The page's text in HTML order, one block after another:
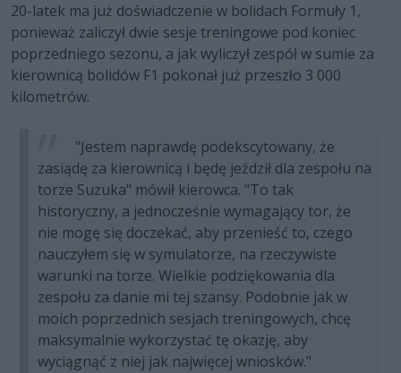
20-latek ma już doświadczenie w bolidach Formuły 1,
ponieważ zaliczył dwie sesje treningowe pod koniec
poprzedniego sezonu, a jak wyliczył zespół w sumie za
kierownicą bolidów F1 pokonał już przeszło 3 000
kilometrów.
"Jestem naprawdę podekscytowany, że
zasiądę za kierownicą i będę jeździł dla zespołu na
torze Suzuka" mówił kierowca. "To tak
historyczny, a jednocześnie wymagający tor, że
nie mogę się doczekać, aby przenieść to, czego
nauczyłem się w symulatorze, na rzeczywiste
warunki na torze. Wielkie podziękowania dla
zespołu za danie mi tej szansy. Podobnie jak w
moich poprzednich sesjach treningowych, chcę
maksymalnie wykorzystać tę okazję, aby
wyciągnąć z niej jak najwięcej wniosków."